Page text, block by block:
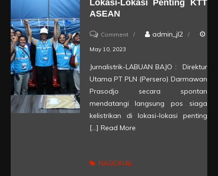
Lokasi-Lokasi Penting KTT
ASEAN
Commenton
PLN
Spontan
Datangi
admin_jl2
May 10, 2023
Jurnalistrik-LABUAN BAJO : Direktur
Utama PT PLN (Persero) Darmawan
Prasodjo secara spontan
mendatangi langsung pos siaga
kelistrikan di lokasi-lokasi penting
[…] Read More
NASIONAL